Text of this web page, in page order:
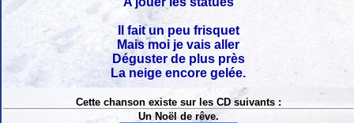
Il fait un peu frisquet
Mais moi je vais aller
Déguster de plus près
La neige encore gelée.
Cette chanson existe sur les CD suivants :
Un Noël de rêve.